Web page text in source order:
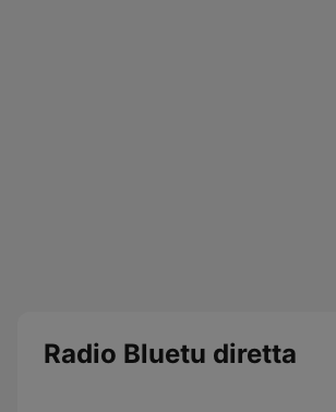
Radio Bluetu diretta